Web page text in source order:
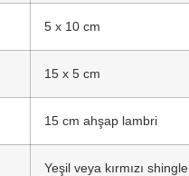
5 x 10 cm
15 x 5 cm
15 cm ahşap lambri
Yeşil veya kırmızı shingle